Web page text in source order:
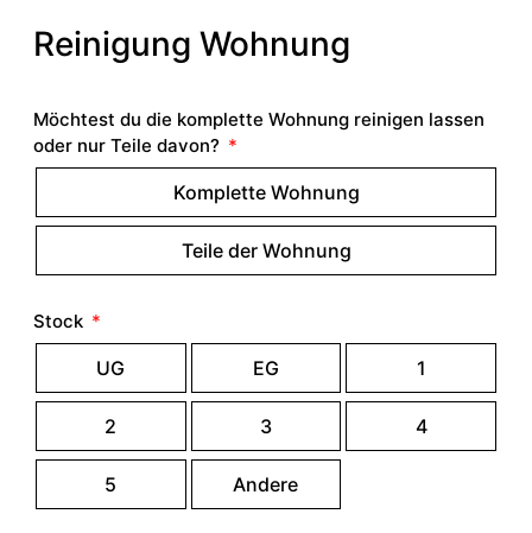
Reinigung Wohnung
Möchtest du die komplette Wohnung reinigen lassen
oder nur Teile davon?
Komplette Wohnung
Teile der Wohnung
Stock
UG EG 1
2 3 4
5 Andere